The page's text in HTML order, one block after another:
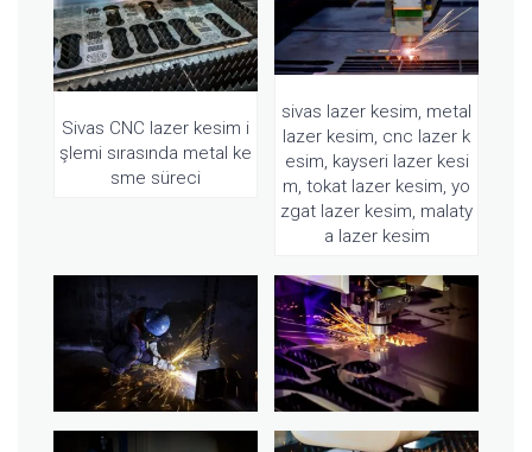
Sivas CNC lazer kesim i
şlemi sırasında metal ke
sme süreci
sivas lazer kesim, metal
lazer kesim, cnc lazer k
esim, kayseri lazer kesi
m, tokat lazer kesim, yo
zgat lazer kesim, malaty
a lazer kesim